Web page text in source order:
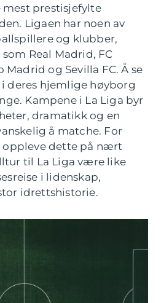
mest prestisjefylte
Ligaen har noen av
og klubber,
Real Madrid, FC
og Sevilla FC. Å se
deres hjemlige høyborg
Kampene i La Liga byr
dramatikk og en
å matche. For
oppleve dette på nært
til La Liga være like
i lidenskap,
idrettshistorie.